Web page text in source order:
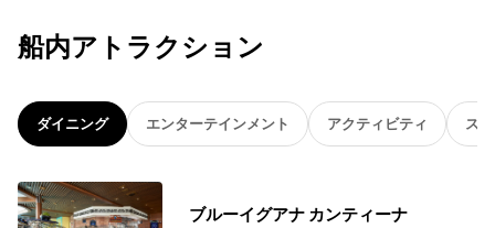
船内アトラクション
ダイニング エンターテインメント アクティビティ ス
ブルーイグアナ カンティーナ